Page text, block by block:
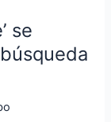
se